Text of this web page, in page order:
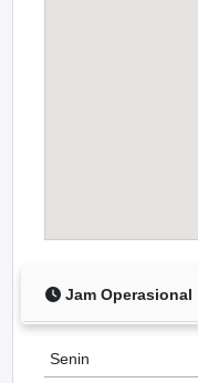
Jam Operasional
Senin